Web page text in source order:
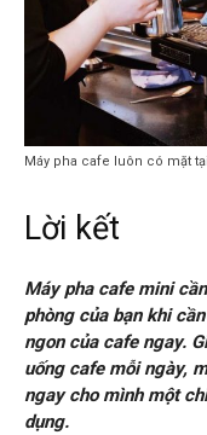
Máy pha cafe luôn có mặt
Lời kết
Máy pha cafe mini
phòng của bạn khi
ngon của cafe ngay.
uống cafe mỗi ngày,
ngay cho mình một
dụng.